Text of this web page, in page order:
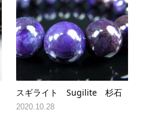
スギライト Sugilite 杉石
2020.10.28